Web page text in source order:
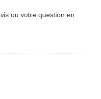
ou votre question en